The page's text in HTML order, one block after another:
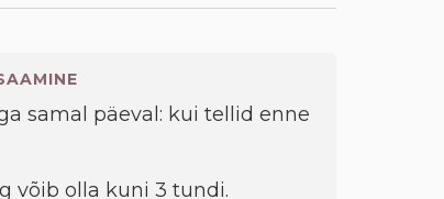
samal päeval: kui tellid enne
võib olla kuni 3 tundi.